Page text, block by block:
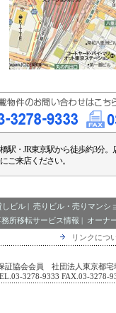
駅・JR東京駅から徒歩約3分。
ご来店ください。
しビル | 売りビル・売りマンシ
所移転サービス情報 | オーナ
リンクにつ
協会会員 社団法人東京都宅
3278-9333 FAX.03-3278-